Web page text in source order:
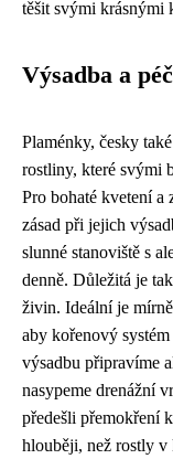
těšit svými krásnými
Výsadba a
Plaménky, česky
rostliny, které svými
Pro bohaté kvetení a
zásad při jejich
slunné stanoviště s
denně. Důležitá je
živin. Ideální je
aby kořenový
výsadbu připravíme
nasypeme drenážní
předešli přemokření
hlouběji, než rostly v